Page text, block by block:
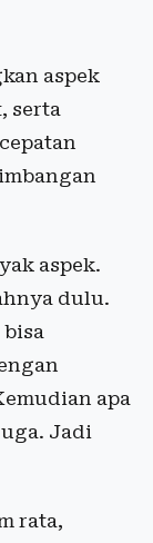
aspek
serta
aspek.
dulu.
apa
Jadi
rata,